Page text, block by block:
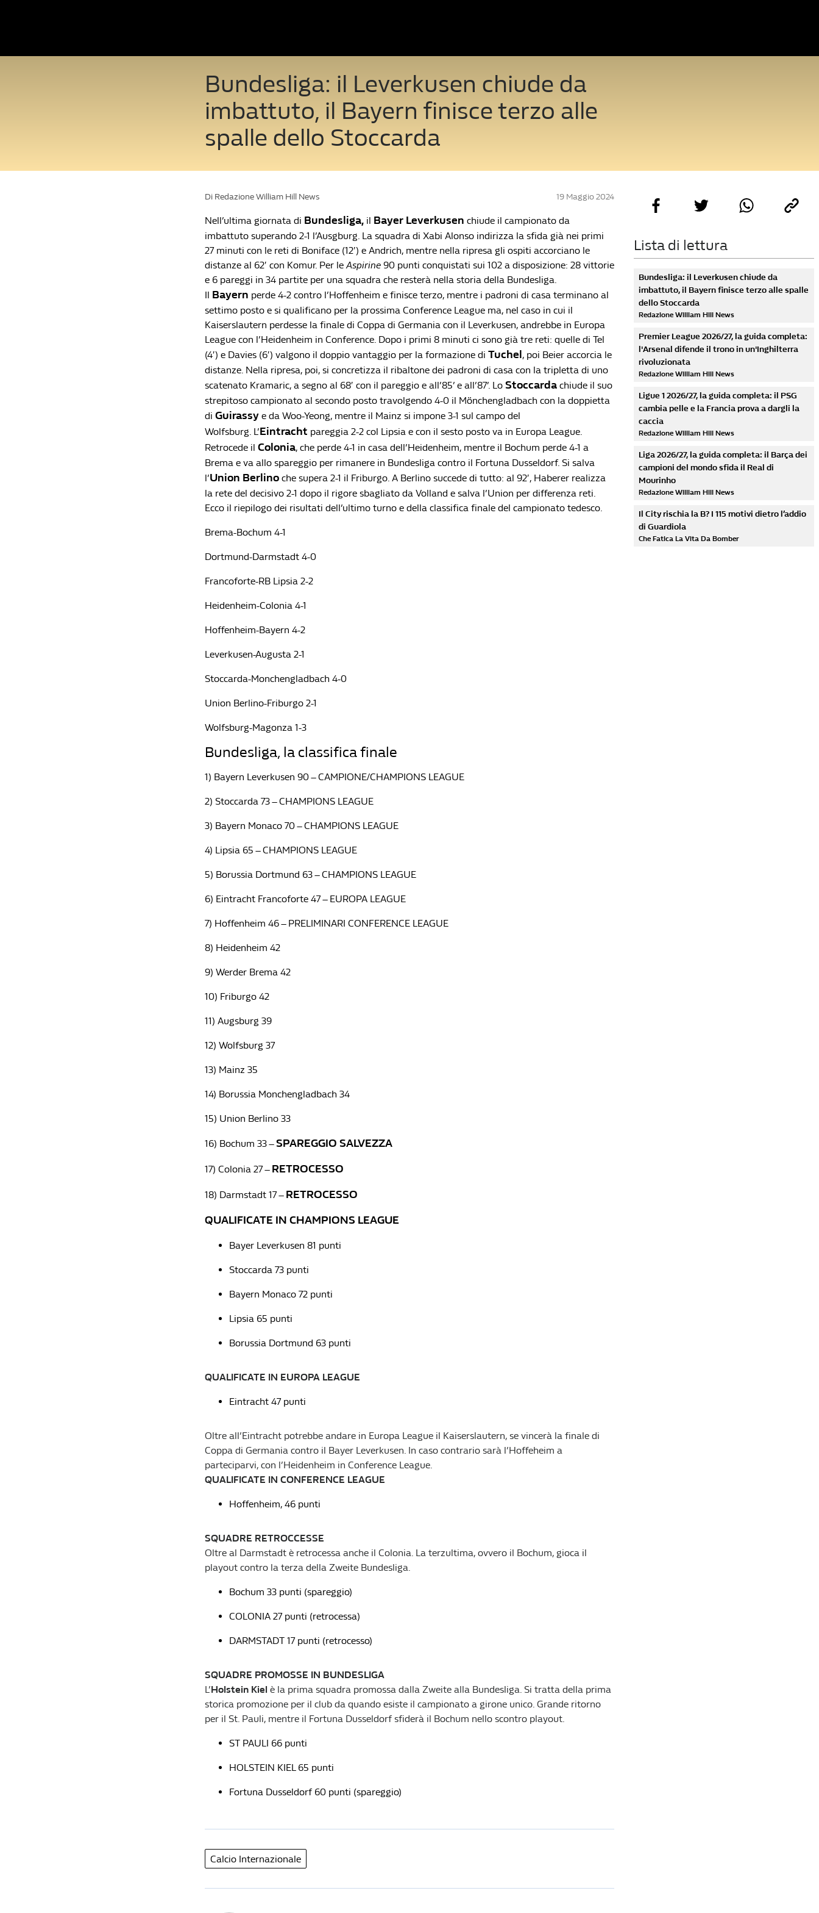
Bundesliga: il Leverkusen chiude da
imbattuto, il Bayern finisce terzo alle
spalle dello Stoccarda
Di Redazione William Hill News 19 Maggio 2024
Nell’ultima giornata di Bundesliga, il Bayer Leverkusen chiude il campionato da
imbattuto superando 2-1 l’Ausgburg. La squadra di Xabi Alonso indirizza la sfida già nei primi
27 minuti con le reti di Boniface (12′) e Andrich, mentre nella ripresa gli ospiti accorciano le
distanze al 62′ con Komur. Per leAspirine 90 punti conquistati sui 102 a disposizione: 28 vittorie
e 6 pareggi in 34 partite per una squadra che resterà nella storia della Bundesliga.
Il Bayern perde 4-2 contro l’Hoffenheim e finisce terzo, mentre i padroni di casa terminano al
settimo posto e si qualificano per la prossima Conference League ma, nel caso in cui il
Kaiserslautern perdesse la finale di Coppa di Germania con il Leverkusen, andrebbe in Europa
League con l’Heidenheim in Conference. Dopo i primi 8 minuti ci sono già tre reti: quelle di Tel
(4′) e Davies (6′) valgono il doppio vantaggio per la formazione di Tuchel , poi Beier accorcia le
distanze. Nella ripresa, poi, si concretizza il ribaltone dei padroni di casa con la tripletta di uno
scatenato Kramaric, a segno al 68′ con il pareggio e all’85’ e all’87’. Lo Stoccarda chiude il suo
strepitoso campionato al secondo posto travolgendo 4-0 il Mönchengladbach con la doppietta
di Guirassy e da Woo-Yeong, mentre il Mainz si impone 3-1 sul campo del
Wolfsburg. L’Eintracht pareggia 2-2 col Lipsia e con il sesto posto va in Europa League.
Retrocede il Colonia, che perde 4-1 in casa dell’Heidenheim, mentre il Bochum perde 4-1 a
Brema e va allo spareggio per rimanere in Bundesliga contro il Fortuna Dusseldorf. Si salva
l’Union Berlino che supera 2-1 il Friburgo. A Berlino succede di tutto: al 92′, Haberer realizza
la rete del decisivo 2-1 dopo il rigore sbagliato da Volland e salva l’Union per differenza reti.
Ecco il riepilogo dei risultati dell’ultimo turno e della classifica finale del campionato tedesco.
Brema-Bochum 4-1
Dortmund-Darmstadt 4-0
Francoforte-RB Lipsia 2-2
Heidenheim-Colonia 4-1
Hoffenheim-Bayern 4-2
Leverkusen-Augusta 2-1
Stoccarda-Monchengladbach 4-0
Union Berlino-Friburgo 2-1
Wolfsburg-Magonza 1-3
Bundesliga, la classifica finale
1) Bayern Leverkusen 90 – CAMPIONE/CHAMPIONS LEAGUE
2) Stoccarda 73 – CHAMPIONS LEAGUE
3) Bayern Monaco 70 – CHAMPIONS LEAGUE
4) Lipsia 65 – CHAMPIONS LEAGUE
5) Borussia Dortmund 63 – CHAMPIONS LEAGUE
6) Eintracht Francoforte 47 – EUROPA LEAGUE
7) Hoffenheim 46 – PRELIMINARI CONFERENCE LEAGUE
8) Heidenheim 42
9) Werder Brema 42
10) Friburgo 42
11) Augsburg 39
12) Wolfsburg 37
13) Mainz 35
14) Borussia Monchengladbach 34
15) Union Berlino 33
16) Bochum 33 –SPAREGGIO SALVEZZA
17) Colonia 27 – RETROCESSO
18) Darmstadt 17 – RETROCESSO
QUALIFICATE IN CHAMPIONS LEAGUE
Bayer Leverkusen 81 punti
Stoccarda 73 punti
Bayern Monaco 72 punti
Lipsia 65 punti
Borussia Dortmund 63 punti
QUALIFICATE IN EUROPA LEAGUE
Eintracht 47 punti
Oltre all’Eintracht potrebbe andare in Europa League il Kaiserslautern, se vincerà la finale di
Coppa di Germania contro il Bayer Leverkusen. In caso contrario sarà l’Hoffeheim a
parteciparvi, con l’Heidenheim in Conference League.
QUALIFICATE IN CONFERENCE LEAGUE
Hoffenheim, 46 punti
SQUADRE RETROCCESSE
Oltre al Darmstadt è retrocessa anche il Colonia. La terzultima, ovvero il Bochum, gioca il
playout contro la terza della Zweite Bundesliga.
Bochum 33 punti (spareggio)
COLONIA 27 punti (retrocessa)
DARMSTADT 17 punti (retrocesso)
SQUADRE PROMOSSE IN BUNDESLIGA
L’Holstein Kiel è la prima squadra promossa dalla Zweite alla Bundesliga. Si tratta della prima
storica promozione per il club da quando esiste il campionato a girone unico. Grande ritorno
per il St. Pauli, mentre il Fortuna Dusseldorf sfiderà il Bochum nello scontro playout.
ST PAULI 66 punti
HOLSTEIN KIEL 65 punti
Fortuna Dusseldorf 60 punti (spareggio)
Calcio Internazionale
Lista di lettura
Bundesliga: il Leverkusen chiude da
imbattuto, il Bayern finisce terzo alle spalle
dello Stoccarda
Redazione William Hill News
Premier League 2026/27, la guida completa:
l'Arsenal difende il trono in un'Inghilterra
rivoluzionata
Redazione William Hill News
Ligue 1 2026/27, la guida completa: il PSG
cambia pelle e la Francia prova a dargli la
caccia
Redazione William Hill News
Liga 2026/27, la guida completa: il Barça dei
campioni del mondo sfida il Real di
Mourinho
Redazione William Hill News
Il City rischia la B? I 115 motivi dietro l’addio
di Guardiola
Che Fatica La Vita Da Bomber